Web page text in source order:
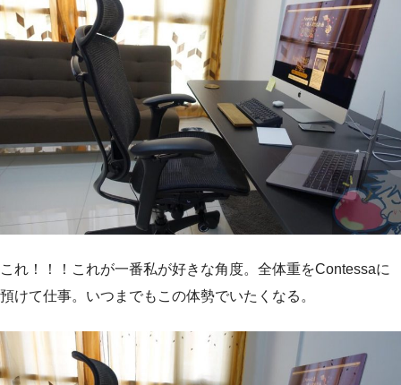
これ！！！これが一番私が好きな角度。全体重をContessaに
預けて仕事。いつまでもこの体勢でいたくなる。